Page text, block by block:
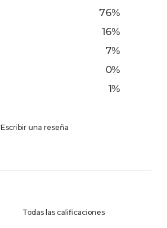
76%
16%
7%
0%
1%
Escribir una reseña